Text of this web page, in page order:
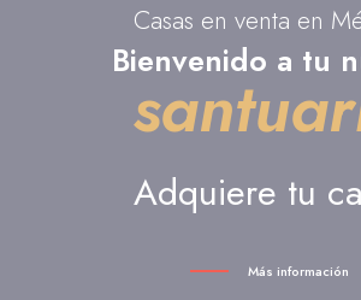
Casas en venta en
Bienvenido a tu
Adquiere tu
Más información